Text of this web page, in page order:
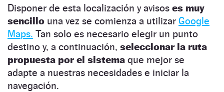
Disponer de esta localización y avisos es muy
sencillo una vez se comienza a utilizar Google
Maps. Tan solo es necesario elegir un punto
destino y, a continuación, seleccionar la ruta
propuesta por el sistema que mejor se
adapte a nuestras necesidades e iniciar la
navegación.